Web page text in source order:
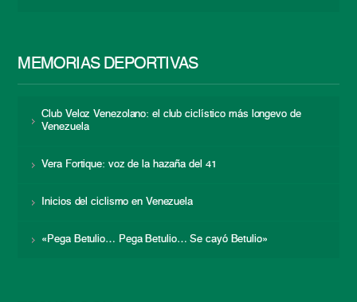
MEMORIAS DEPORTIVAS
Club Veloz Venezolano: el club ciclístico más longevo de
Venezuela
Vera Fortique: voz de la hazaña del 41
Inicios del ciclismo en Venezuela
«Pega Betulio… Pega Betulio… Se cayó Betulio»